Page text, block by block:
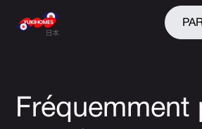
Fréquemment